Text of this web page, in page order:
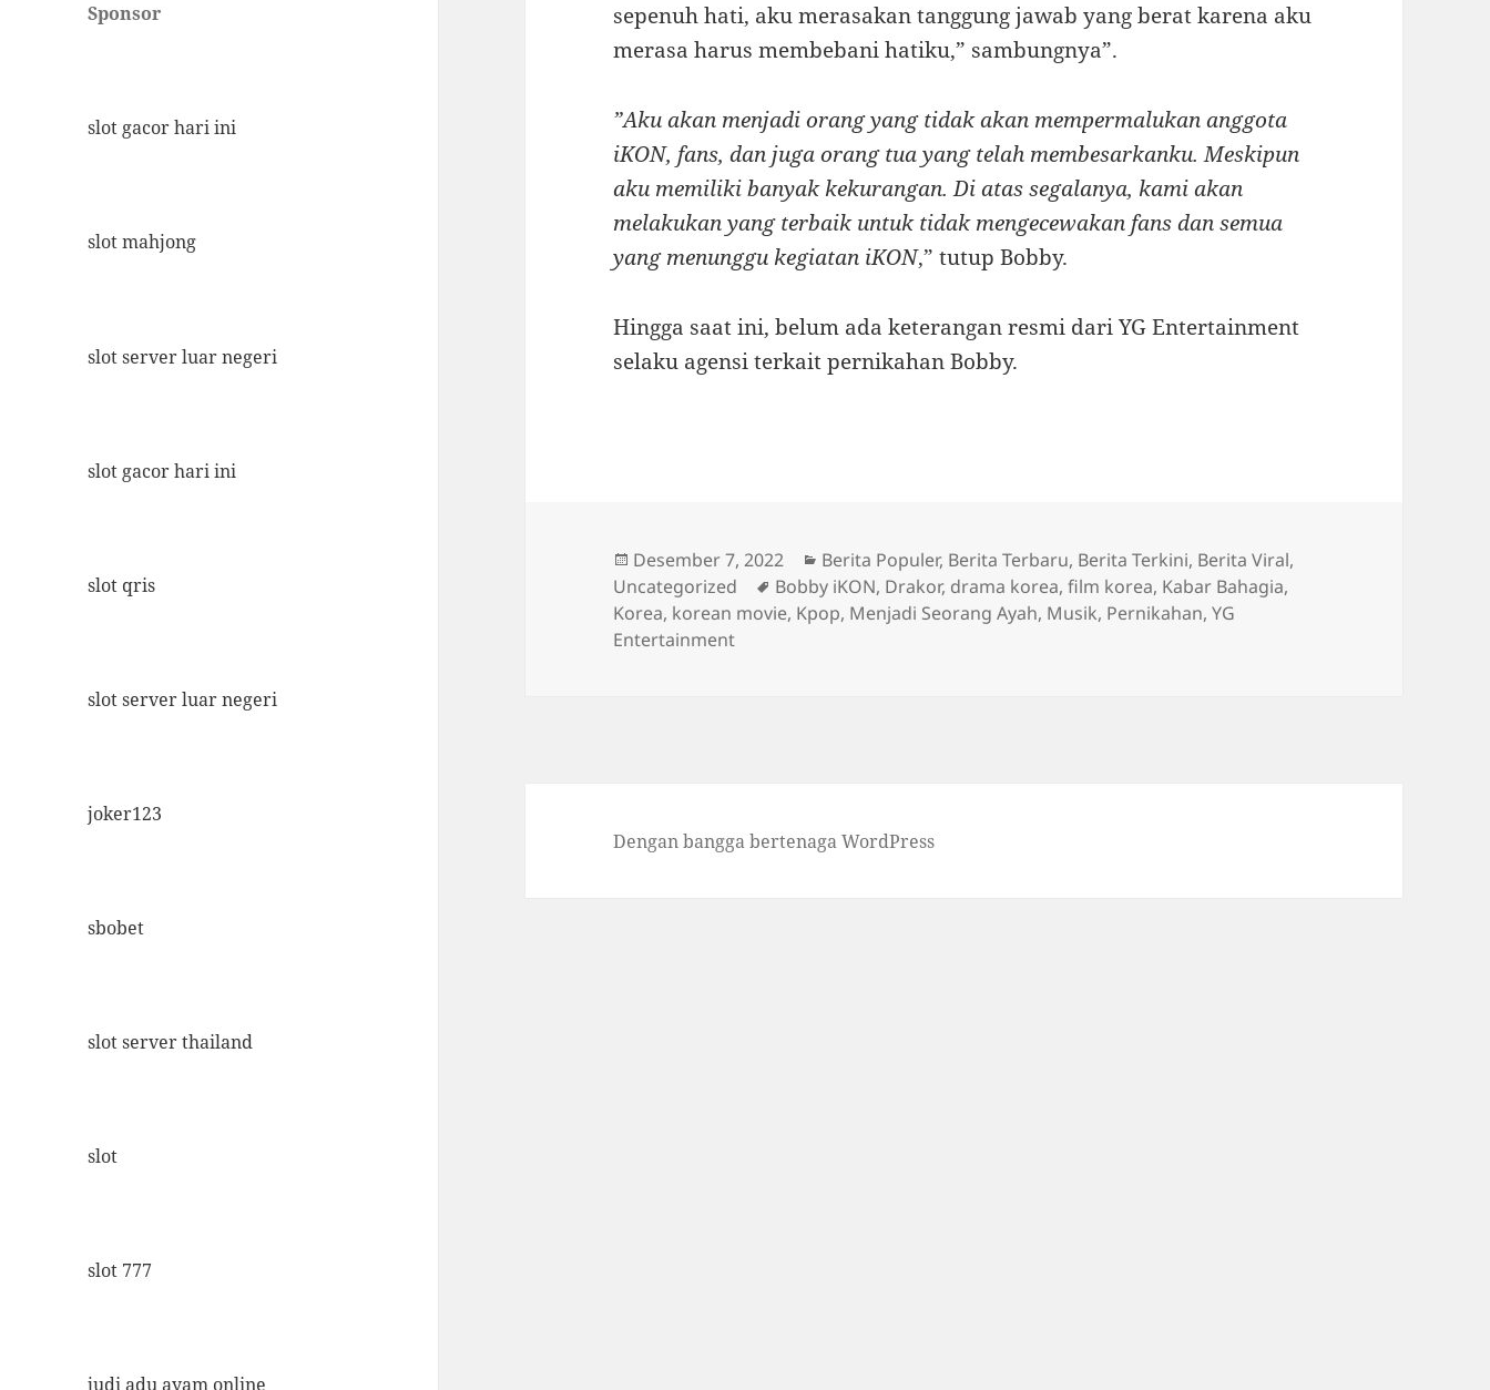
Sponsor
slot gacor hari ini
slot mahjong
slot server luar negeri
slot gacor hari ini
slot qris
slot server luar negeri
joker123
sbobet
slot server thailand
slot
slot 777
judi adu ayam online
sepenuh hati, aku merasakan tanggung jawab yang berat karena aku
merasa harus membebani hatiku,” sambungnya”.
”Aku akan menjadi orang yang tidak akan mempermalukan anggota
iKON, fans, dan juga orang tua yang telah membesarkanku. Meskipun
aku memiliki banyak kekurangan. Di atas segalanya, kami akan
melakukan yang terbaik untuk tidak mengecewakan fans dan semua
yang menunggu kegiatan iKON,” tutup Bobby.
Hingga saat ini, belum ada keterangan resmi dari YG Entertainment
selaku agensi terkait pernikahan Bobby.
Diposkan
pada
Desember 7, 2022 Kategori
Berita Populer, Berita Terbaru, Berita Terkini, Berita Viral,
Uncategorized
Tag
Bobby iKON, Drakor, drama korea,film korea, Kabar Bahagia,
Korea, korean movie, Kpop, Menjadi Seorang Ayah, Musik, Pernikahan,YG
Entertainment
Dengan bangga bertenaga WordPress